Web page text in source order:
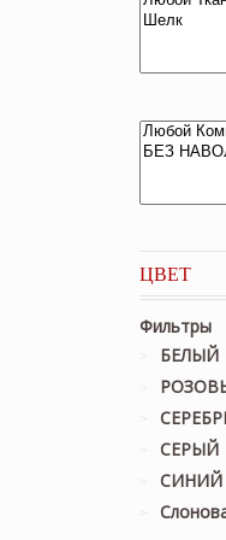
ЦВЕТ
Фильтры
БЕЛЫЙ
СЕРЫЙ
СИНИЙ